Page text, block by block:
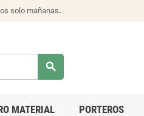
solo mañanas.
search
MATERIAL PORTEROS